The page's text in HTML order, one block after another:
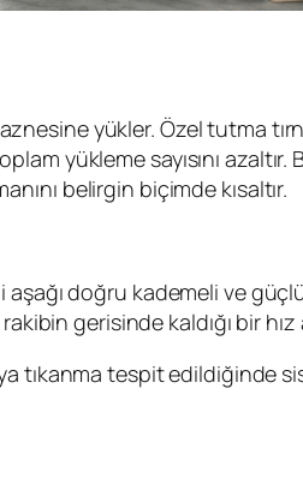
yükler. Özel tutma
yükleme sayısını azaltır.
belirgin biçimde kısaltır.
aşağı doğru kademeli ve
gerisinde kaldığı bir hız
tıkanma tespit edildiğinde